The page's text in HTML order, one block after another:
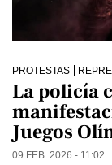
PROTESTAS
La policía
Juegos
09 FEB. 2026 - 11:02